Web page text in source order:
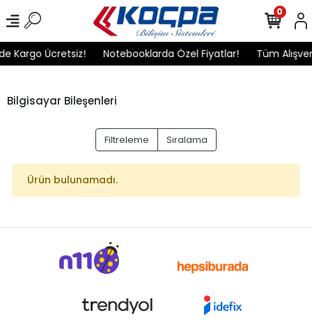
Kargo Ücretsiz! Notebooklarda Özel Fiyatlar! Tüm
0
Bilgisayar Bileşenleri
Filtreleme Sıralama
Ürün bulunamadı.